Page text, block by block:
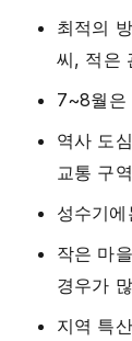
최적의
씨, 적은
7~8월은
역사 도
교통 구
성수기
작은 마
경우가
지역 특